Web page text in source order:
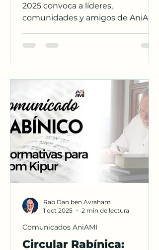
2025 convoca a líderes,
comunidades y amigos de AniAMI
y preparación para la fiesta de las
y reflexión profética.
Circular Rabínica:
Comunicados AniAMI
Rab Dan ben Avraham
1 oct 2025
2 min de lectura